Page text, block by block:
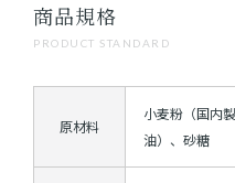
PRODUCT STANDARD
商品規格
原材料
小麦粉（国内
油）、砂糖